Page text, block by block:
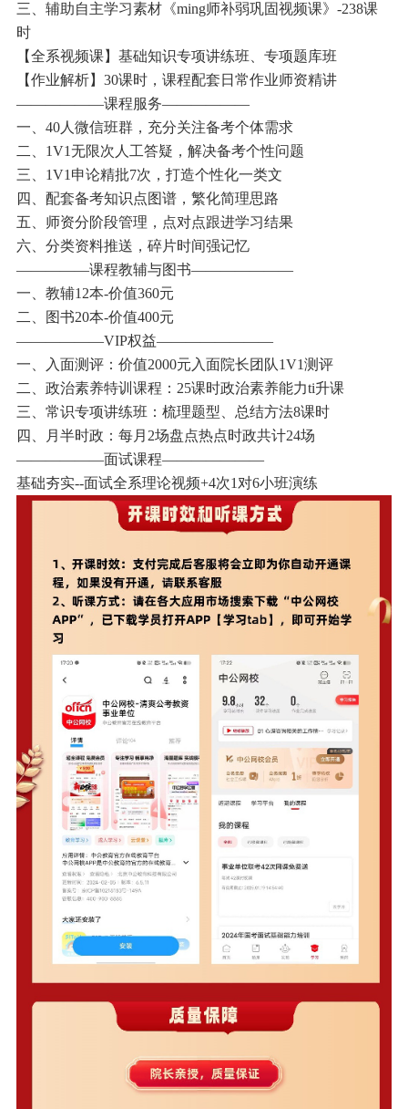
三、辅助自主学习素材《ming师补弱巩固视频课》-238课
时
【全系视频课】基础知识专项讲练班、专项题库班
【作业解析】30课时，课程配套日常作业师资精讲
——————课程服务——————
一、40人微信班群，充分关注备考个体需求
二、1V1无限次人工答疑，解决备考个性问题
三、1V1申论精批7次，打造个性化一类文
四、配套备考知识点图谱，繁化简理思路
五、师资分阶段管理，点对点跟进学习结果
六、分类资料推送，碎片时间强记忆
—————课程教辅与图书———————
一、教辅12本-价值360元
二、图书20本-价值400元
——————VIP权益————————
一、入面测评：价值2000元入面院长团队1V1测评
二、政治素养特训课程：25课时政治素养能力ti升课
三、常识专项讲练班：梳理题型、总结方法8课时
四、月半时政：每月2场盘点热点时政共计24场
——————面试课程———————
基础夯实--面试全系理论视频+4次1对6小班演练